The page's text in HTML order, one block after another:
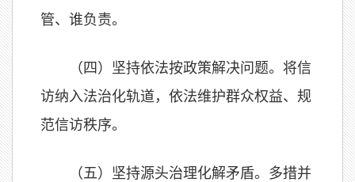
管、谁负责。
（四）坚持依法按政策解决问题。将信
访纳入法治化轨道，依法维护群众权益、规
范信访秩序。
（五）坚持源头治理化解矛盾。多措并